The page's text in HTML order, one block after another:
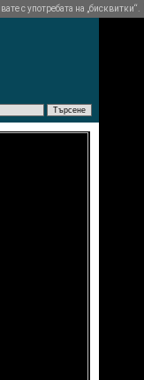
с употребата на „бисквитки“.